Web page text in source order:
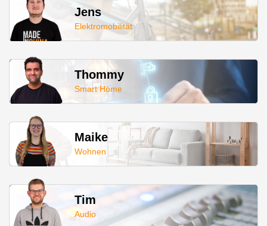
Jens
Elektromobilität
Thommy
Smart Home
Maike
Wohnen
Tim
Audio